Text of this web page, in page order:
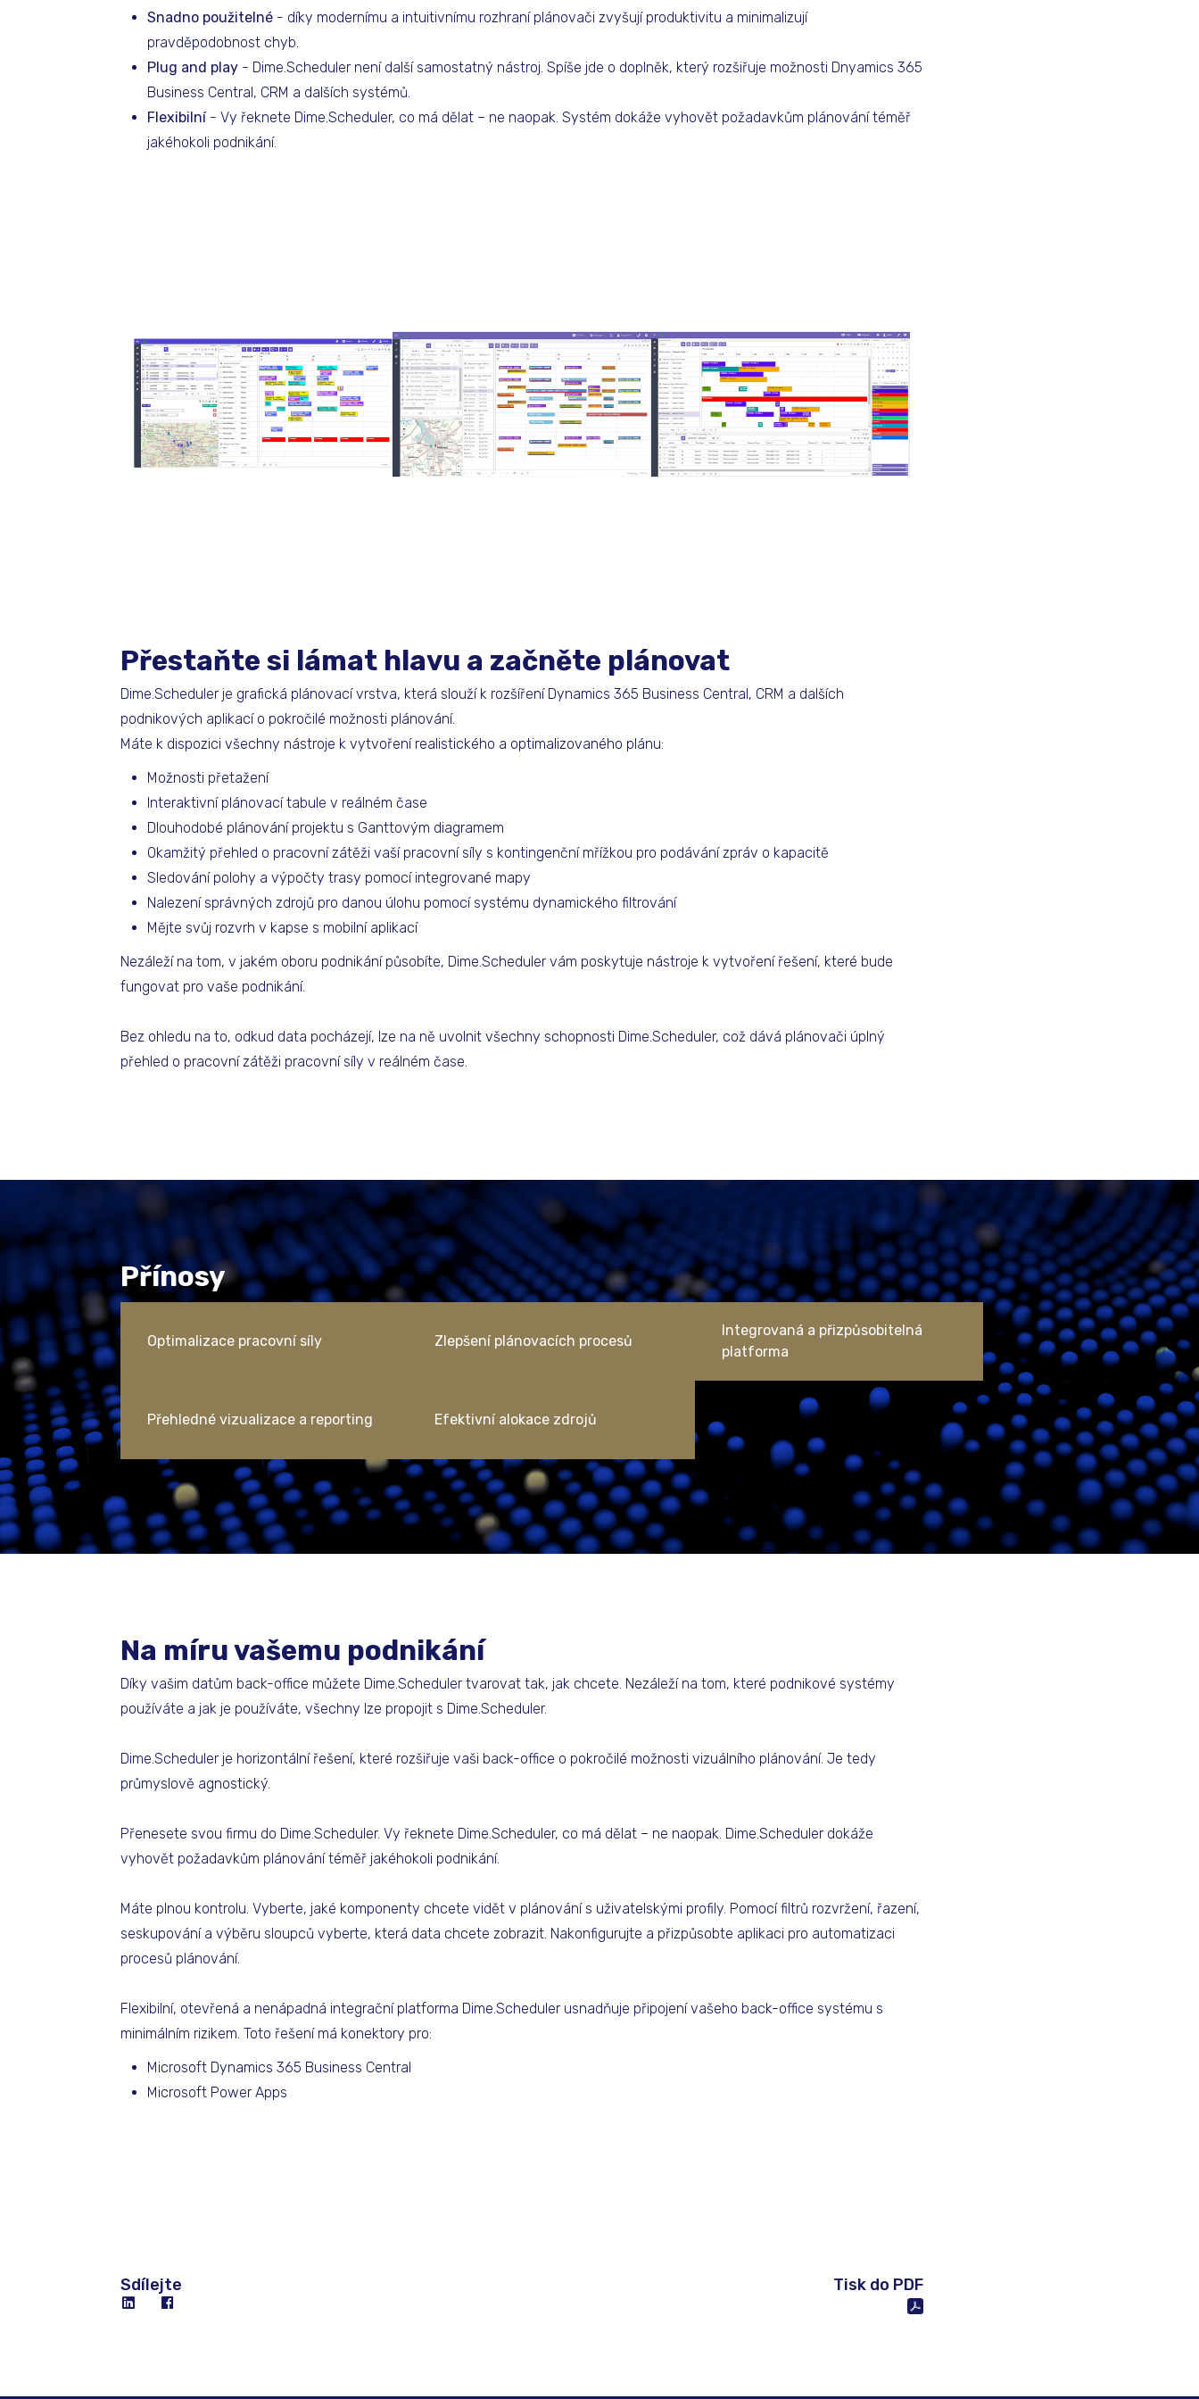
Snadno použitelné - díky modernímu a intuitivnímu rozhraní plánovači zvyšují produktivitu a minimalizují
pravděpodobnost chyb.
Plug and play - Dime.Scheduler není další samostatný nástroj. Spíše jde o doplněk, který rozšiřuje možnosti Dnyamics 365
Business Central, CRM a dalších systémů.
Flexibilní - Vy řeknete Dime.Scheduler, co má dělat – ne naopak. Systém dokáže vyhovět požadavkům plánování téměř
jakéhokoli podnikání.
Přestaňte si lámat hlavu a začněte plánovat
Dime.Scheduler je grafická plánovací vrstva, která slouží k rozšíření Dynamics 365 Business Central, CRM a dalších
podnikových aplikací o pokročilé možnosti plánování.
Máte k dispozici všechny nástroje k vytvoření realistického a optimalizovaného plánu:
Možnosti přetažení
Interaktivní plánovací tabule v reálném čase
Dlouhodobé plánování projektu s Ganttovým diagramem
Okamžitý přehled o pracovní zátěži vaší pracovní síly s kontingenční mřížkou pro podávání zpráv o kapacitě
Sledování polohy a výpočty trasy pomocí integrované mapy
Nalezení správných zdrojů pro danou úlohu pomocí systému dynamického filtrování
Mějte svůj rozvrh v kapse s mobilní aplikací
Nezáleží na tom, v jakém oboru podnikání působíte, Dime.Scheduler vám poskytuje nástroje k vytvoření řešení, které bude
fungovat pro vaše podnikání.
Bez ohledu na to, odkud data pocházejí, lze na ně uvolnit všechny schopnosti Dime.Scheduler, což dává plánovači úplný
přehled o pracovní zátěži pracovní síly v reálném čase.
Přínosy
Optimalizace pracovní síly Zlepšení plánovacích procesů
Integrovaná a přizpůsobitelná
platforma
Přehledné vizualizace a reporting Efektivní alokace zdrojů
Na míru vašemu podnikání
Díky vašim datům back-office můžete Dime.Scheduler tvarovat tak, jak chcete. Nezáleží na tom, které podnikové systémy
používáte a jak je používáte, všechny lze propojit s Dime.Scheduler.
Dime.Scheduler je horizontální řešení, které rozšiřuje vaši back-office o pokročilé možnosti vizuálního plánování. Je tedy
průmyslově agnostický.
Přenesete svou firmu do Dime.Scheduler. Vy řeknete Dime.Scheduler, co má dělat – ne naopak. Dime.Scheduler dokáže
vyhovět požadavkům plánování téměř jakéhokoli podnikání.
Máte plnou kontrolu. Vyberte, jaké komponenty chcete vidět v plánování s uživatelskými profily. Pomocí filtrů rozvržení, řazení,
seskupování a výběru sloupců vyberte, která data chcete zobrazit. Nakonfigurujte a přizpůsobte aplikaci pro automatizaci
procesů plánování.
Flexibilní, otevřená a nenápadná integrační platforma Dime.Scheduler usnadňuje připojení vašeho back-office systému s
minimálním rizikem. Toto řešení má konektory pro:
Microsoft Dynamics 365 Business Central
Microsoft Power Apps
Sdílejte Tisk do PDF